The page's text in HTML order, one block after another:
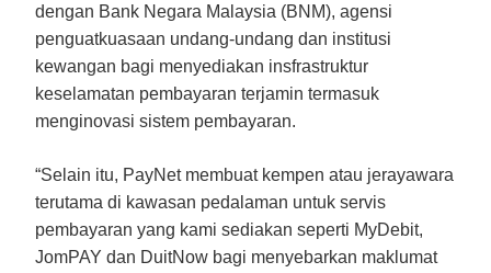
dengan Bank Negara Malaysia (BNM), agensi
penguatkuasaan undang-undang dan institusi
kewangan bagi menyediakan insfrastruktur
keselamatan pembayaran terjamin termasuk
menginovasi sistem pembayaran.
“Selain itu, PayNet membuat kempen atau jerayawara
terutama di kawasan pedalaman untuk servis
pembayaran yang kami sediakan seperti MyDebit,
JomPAY dan DuitNow bagi menyebarkan maklumat